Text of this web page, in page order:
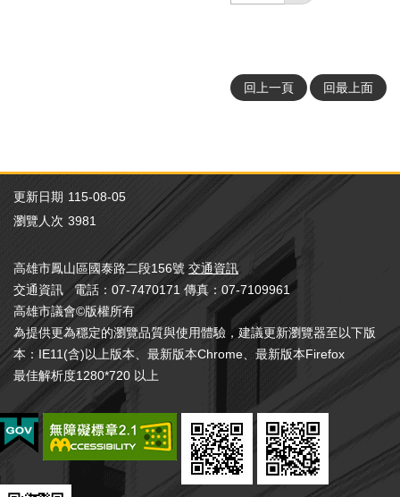
回上一頁 回最上面
更新日期 115-08-05
瀏覽人次 3981
高雄市鳳山區國泰路二段156號 交通資訊
交通資訊 電話：07-7470171 傳真：07-7109961
高雄市議會©版權所有
為提供更為穩定的瀏覽品質與使用體驗，建議更新瀏覽器至以下版
本：IE11(含)以上版本、最新版本Chrome、最新版本Firefox
最佳解析度1280*720 以上